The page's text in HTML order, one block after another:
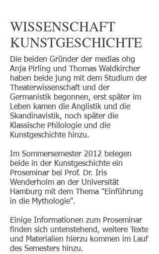
WISSENSCHAFT
KUNSTGESCHICHTE
Die beiden Gründer der medias ohg
Anja Pirling und Thomas Waldkircher
haben beide jung mit dem Studium der
Theaterwissenschaft und der
Germanistik begonnen, erst später im
Leben kamen die Anglistik und die
Skandinavistik, noch später die
Klassische Philologie und die
Kunstgeschichte hinzu.
Im Sommersemester 2012 belegen
beide in der Kunstgeschichte ein
Proseminar bei Prof. Dr. Iris
Wenderholm an der Universität
Hamburg mit dem Thema "Einführung
in die Mythologie".
Einige Informationen zum Proseminar
finden sich untenstehend, weitere Texte
und Materialien hierzu kommen im Lauf
des Semesters hinzu.